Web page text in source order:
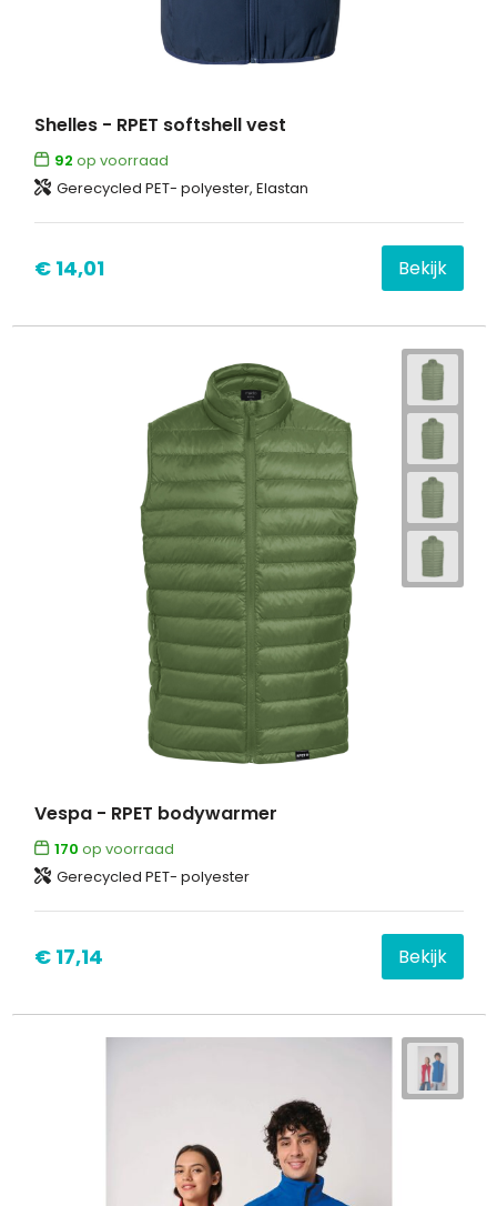
Shelles - RPET softshell vest
92 op voorraad
Gerecycled PET- polyester, Elastan
€ 14,01 Bekijk
Vespa - RPET bodywarmer
170 op voorraad
Gerecycled PET- polyester
€ 17,14 Bekijk